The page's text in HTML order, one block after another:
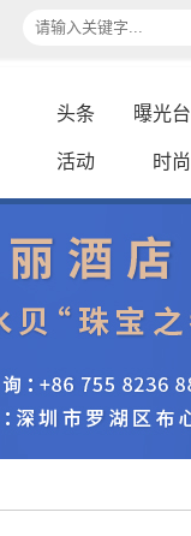
头条 曝光台
活动 时尚